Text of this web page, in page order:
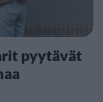
pyytävät